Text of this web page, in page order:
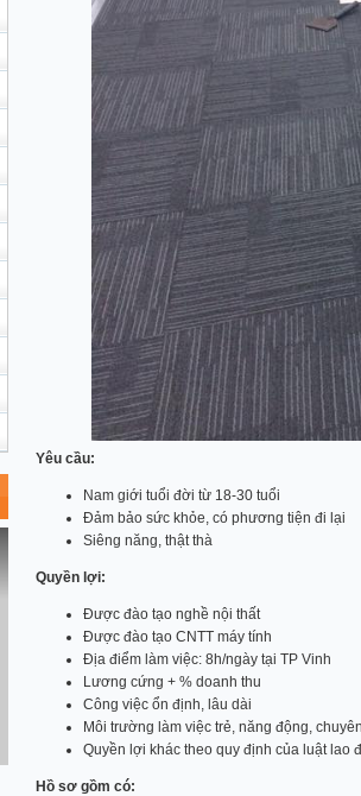
Yêu cầu:
Nam giới tuổi đời từ 18-30 tuổi
Đảm bảo sức khỏe, có phương tiện đi lại
Siêng năng, thật thà
Quyền lợi:
Được đào tạo nghề nội thất
Được đào tạo CNTT máy tính
Địa điểm làm việc: 8h/ngày tại TP Vinh
Lương cứng + % doanh thu
Công việc ổn định, lâu dài
Môi trường làm việc trẻ, năng động,
Quyền lợi khác theo quy định của luật lao
Hồ sơ gồm có: